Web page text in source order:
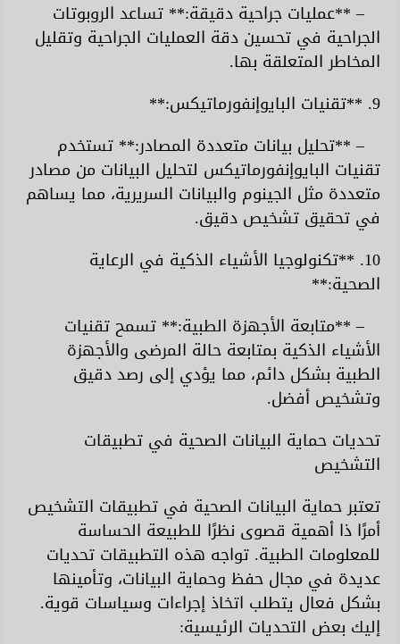
– **عمليات جراحية دقيقة:** تساعد الروبوتات
الجراحية في تحسين دقة العمليات الجراحية وتقليل
المخاطر المتعلقة بها.
9. **تقنيات البايوإنفورماتيكس:**
– **تحليل بيانات متعددة المصادر:** تستخدم
تقنيات البايوإنفورماتيكس لتحليل البيانات من مصادر
متعددة مثل الجينوم والبيانات السريرية، مما يساهم
في تحقيق تشخيص دقيق.
10. **تكنولوجيا الأشياء الذكية في الرعاية
الصحية:**
– **متابعة الأجهزة الطبية:** تسمح تقنيات
الأشياء الذكية بمتابعة حالة المرضى والأجهزة
الطبية بشكل دائم، مما يؤدي إلى رصد دقيق
وتشخيص أفضل.
تحديات حماية البيانات الصحية في تطبيقات
التشخيص
تعتبر حماية البيانات الصحية في تطبيقات التشخيص
أمرًا ذا أهمية قصوى نظرًا للطبيعة الحساسة
للمعلومات الطبية. تواجه هذه التطبيقات تحديات
عديدة في مجال حفظ وحماية البيانات، وتأمينها
بشكل فعال يتطلب اتخاذ إجراءات وسياسات قوية.
إليك بعض التحديات الرئيسية: